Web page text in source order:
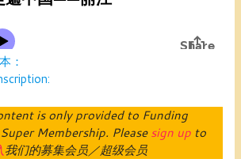
：
is only provided to Funding
Membership. Pleasesign up to
我们的募集会员／超级会员